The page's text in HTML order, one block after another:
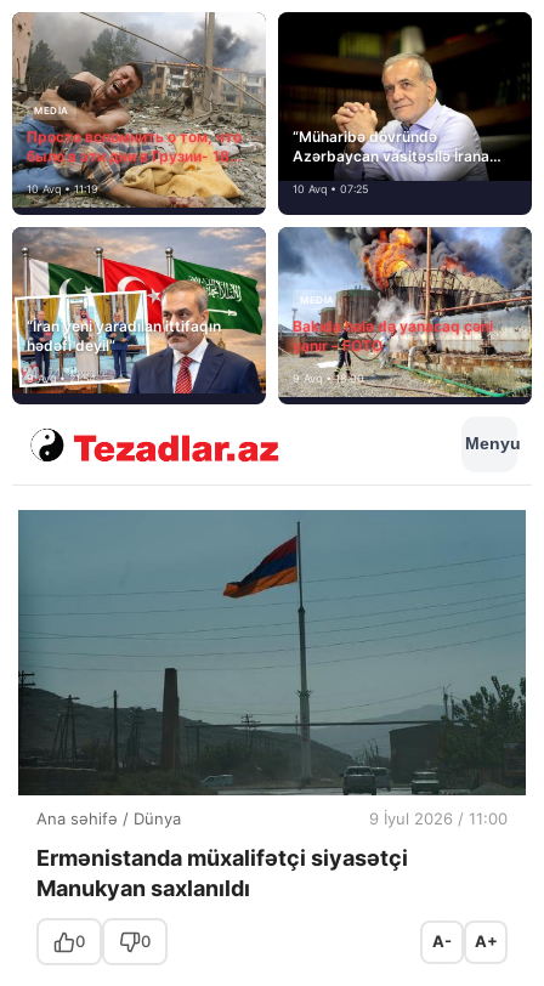
MEDİA
Просто вспомнить о том, что
было в эти дни в Грузии- 18
лет назад, 8 августа 2008
года…
10 Avq • 11:19
“Müharibə dövründə
Azərbaycan vasitəsilə İrana
yardım və dəstək göstərilib”
10 Avq • 07:25
“İran yeni yaradılan ittifaqın
hədəfi deyil”
9 Avq • 21:54
MEDİA
Bakıda hələ də yanacaq çəni
yanır – FOTO
9 Avq • 18:00
Menyu
Ana səhifə / Dünya 9 İyul 2026 / 11:00
Ermənistanda müxalifətçi siyasətçi
Manukyan saxlanıldı
0 0 A- A+